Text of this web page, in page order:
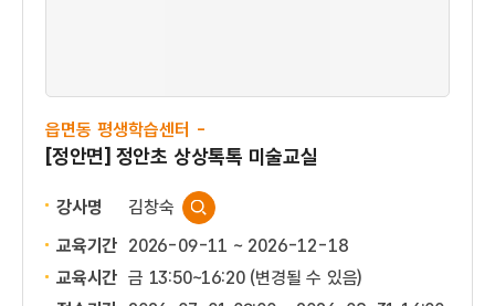
읍면동 평생학습센터 -
[정안면] 정안초 상상톡톡 미술교실
강사명
김창숙
교육기간 2026-09-11 ~ 2026-12-18
교육시간 금 13:50~16:20 (변경될 수 있음)